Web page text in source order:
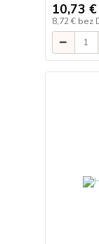
10,73 €
8,72 € bez